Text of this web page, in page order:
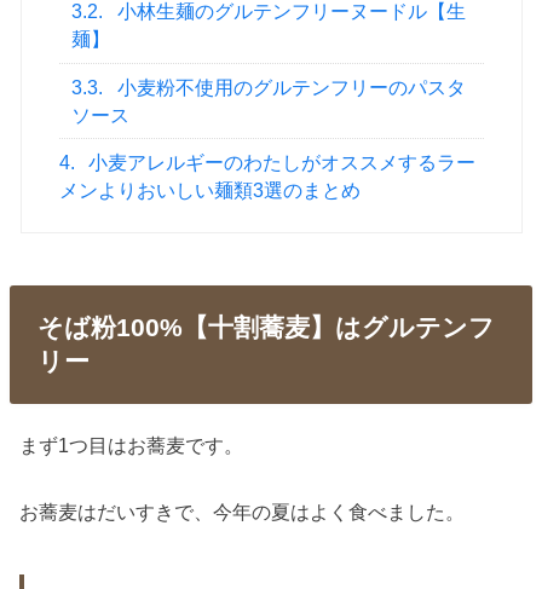
3.2.
小林生麺のグルテンフリーヌードル【生
麺】
3.3.
小麦粉不使用のグルテンフリーのパスタ
ソース
4.
小麦アレルギーのわたしがオススメするラー
メンよりおいしい麺類3選のまとめ
そば粉100%【十割蕎麦】はグルテンフ
リー
まず1つ目はお蕎麦です。
お蕎麦はだいすきで、今年の夏はよく食べました。